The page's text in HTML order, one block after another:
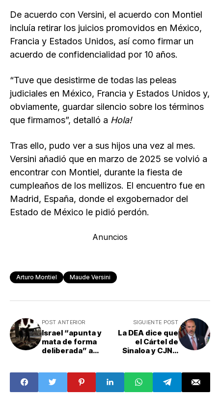
De acuerdo con Versini, el acuerdo con Montiel
incluía retirar los juicios promovidos en México,
Francia y Estados Unidos, así como firmar un
acuerdo de confidencialidad por 10 años.
“Tuve que desistirme de todas las peleas
judiciales en México, Francia y Estados Unidos y,
obviamente, guardar silencio sobre los términos
que firmamos”, detalló a Hola!
Tras ello, pudo ver a sus hijos una vez al mes.
Versini añadió que en marzo de 2025 se volvió a
encontrar con Montiel, durante la fiesta de
cumpleaños de los mellizos. El encuentro fue en
Madrid, España, donde el exgobernador del
Estado de México le pidió perdón.
Anuncios
Arturo Montiel Maude Versini
POST ANTERIOR
Israel “apunta y
mata de forma
deliberada” a
constituyen
indicios de
genocidio: ONU
SIGUIENTE POST
La DEA dice que
el Cártel de
Sinaloa y CJNG
lucha contra el
fentanilo; EU
eleva discurso